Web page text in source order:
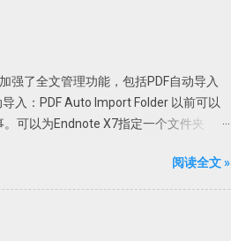
件即可使用文字识别。
的不同，复制 X86 或者 X64 文件夹内
237058340 链接:
强了全文管理功能，包括PDF自动导入
入：PDF Auto Import Folder 以前可以
可以为Endnote X7指定一个文件夹，只
择自动导入的文件夹，然后确定即可。
X7 不能自动导入完整的资料，有
索然后添加附件为最佳。 PDF自动重
File Attachments添加的附件，PDF文
阅读全文 »